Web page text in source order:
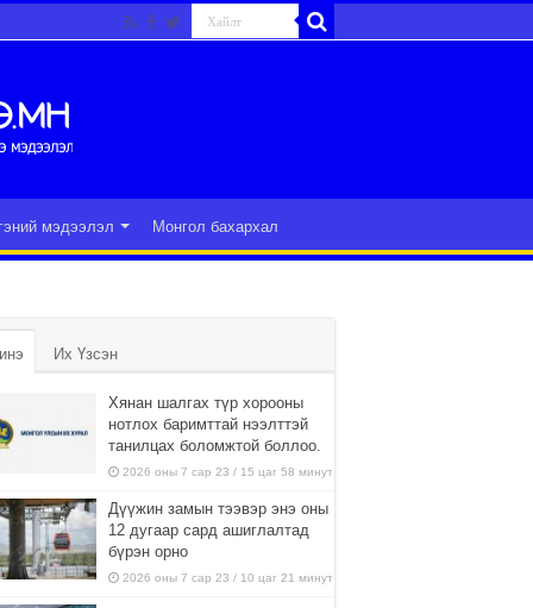
мэдээлэл Монгол бахархал
Их Үзсэн
Хянан шалгах түр хорооны
нотлох баримттай нээлттэй
танилцах боломжтой боллоо.
2026 оны 7 сар 23 / 15 цаг 58 минут
Дүүжин замын тээвэр энэ оны
12 дугаар сард ашиглалтад
бүрэн орно
2026 оны 7 сар 23 / 10 цаг 21 минут